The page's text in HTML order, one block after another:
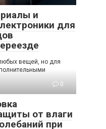
и
для
вещей, но для
0
от влаги
при